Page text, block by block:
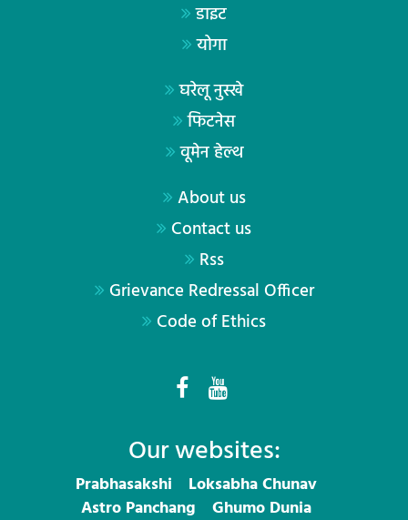
डाइट
योगा
घरेलू नुस्खे
फिटनेस
वूमेन हेल्थ
About us
Contact us
Rss
Grievance Redressal Officer
Code of Ethics
Our websites:
Prabhasakshi
Loksabha Chunav
Astro Panchang
Ghumo Dunia